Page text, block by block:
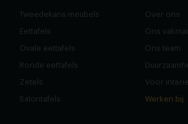
Tweedekans meubels
Eettafels
Ovale eettafels
Ronde eettafels
Zetels
Salontafels
Over ons
Ons
Ons team
Voor
Werken bij